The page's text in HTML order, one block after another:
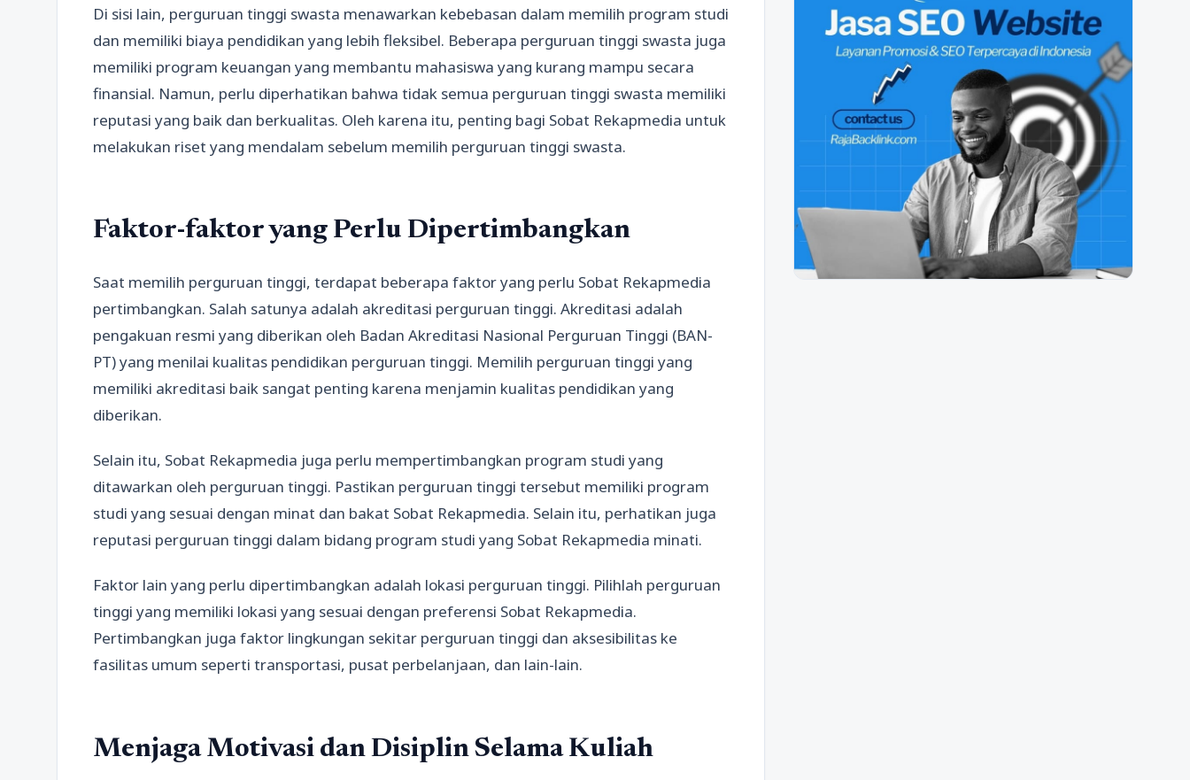
Di sisi lain, perguruan tinggi swasta menawarkan kebebasan dalam memilih program studi
dan memiliki biaya pendidikan yang lebih fleksibel. Beberapa perguruan tinggi swasta juga
memiliki program keuangan yang membantu mahasiswa yang kurang mampu secara
finansial. Namun, perlu diperhatikan bahwa tidak semua perguruan tinggi swasta memiliki
reputasi yang baik dan berkualitas. Oleh karena itu, penting bagi Sobat Rekapmedia untuk
melakukan riset yang mendalam sebelum memilih perguruan tinggi swasta.
Faktor-faktor yang Perlu Dipertimbangkan
Saat memilih perguruan tinggi, terdapat beberapa faktor yang perlu Sobat Rekapmedia
pertimbangkan. Salah satunya adalah akreditasi perguruan tinggi. Akreditasi adalah
pengakuan resmi yang diberikan oleh Badan Akreditasi Nasional Perguruan Tinggi (BAN-
PT) yang menilai kualitas pendidikan perguruan tinggi. Memilih perguruan tinggi yang
memiliki akreditasi baik sangat penting karena menjamin kualitas pendidikan yang
diberikan.
Selain itu, Sobat Rekapmedia juga perlu mempertimbangkan program studi yang
ditawarkan oleh perguruan tinggi. Pastikan perguruan tinggi tersebut memiliki program
studi yang sesuai dengan minat dan bakat Sobat Rekapmedia. Selain itu, perhatikan juga
reputasi perguruan tinggi dalam bidang program studi yang Sobat Rekapmedia minati.
Faktor lain yang perlu dipertimbangkan adalah lokasi perguruan tinggi. Pilihlah perguruan
tinggi yang memiliki lokasi yang sesuai dengan preferensi Sobat Rekapmedia.
Pertimbangkan juga faktor lingkungan sekitar perguruan tinggi dan aksesibilitas ke
fasilitas umum seperti transportasi, pusat perbelanjaan, dan lain-lain.
Menjaga Motivasi dan Disiplin Selama Kuliah